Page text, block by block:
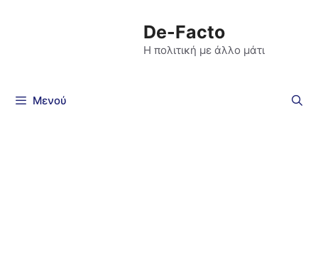
De-Facto
Η πολιτική με άλλο μάτι
Μενού